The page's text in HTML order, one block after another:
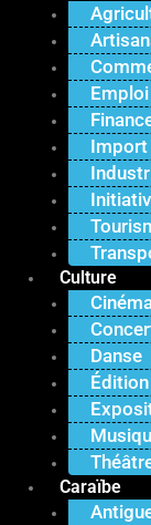
Emploi
Culture
Danse
Édition
Caraïbe